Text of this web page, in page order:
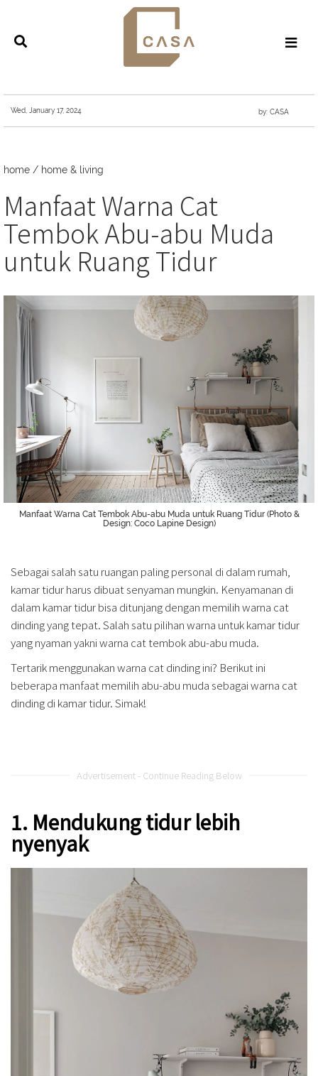
Wed, January 17, 2024 by: CASA
home / home & living
Manfaat Warna Cat
Tembok Abu-abu Muda
untuk Ruang Tidur
Manfaat Warna Cat Tembok Abu-abu Muda untuk Ruang Tidur (Photo &
Design: Coco Lapine Design)
Sebagai salah satu ruangan paling personal di dalam rumah,
kamar tidur harus dibuat senyaman mungkin. Kenyamanan di
dalam kamar tidur bisa ditunjang dengan memilih warna cat
dinding yang tepat. Salah satu pilihan warna untuk kamar tidur
yang nyaman yakni warna cat tembok abu-abu muda.
Tertarik menggunakan warna cat dinding ini? Berikut ini
beberapa manfaat memilih abu-abu muda sebagai warna cat
dinding di kamar tidur. Simak!
Advertisement - Continue Reading Below
1. Mendukung tidur lebih
nyenyak